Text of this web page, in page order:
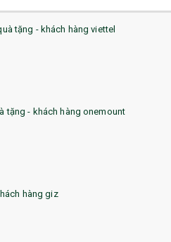
tặng - khách hàng viettel
tặng - khách hàng onemount
hàng giz